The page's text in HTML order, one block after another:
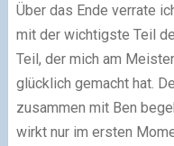
Über das Ende verrate
mit der wichtigste Teil
Teil, der mich am
glücklich gemacht hat.
zusammen mit Ben
wirkt nur im ersten